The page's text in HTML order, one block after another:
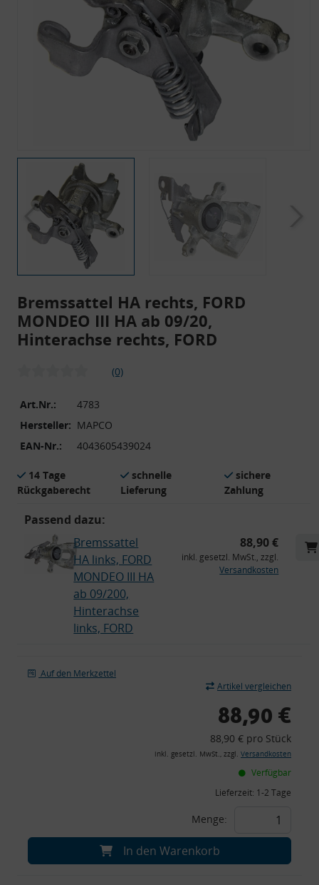
Bremssattel HA rechts, FORD
MONDEO III HA ab 09/20,
Hinterachse rechts, FORD
(0)
Art.Nr.:
4783
Hersteller: MAPCO
EAN-Nr.:
4043605439024
14 Tage
Rückgaberecht
schnelle
Lieferung
sichere
Zahlung
Passend dazu:
Bremssattel
HA links, FORD
MONDEO III HA
ab 09/200,
Hinterachse
links, FORD
88,90 €
inkl. gesetzl. MwSt., zzgl.
Versandkosten
Auf den Merkzettel
Artikel vergleichen
88,90 €
88,90 € pro Stück
inkl. gesetzl. MwSt., zzgl. Versandkosten
Verfügbar
Lieferzeit: 1-2 Tage
Menge:
In den Warenkorb